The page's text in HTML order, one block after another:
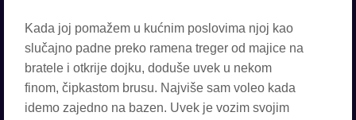
Kada joj pomažem u kućnim poslovima njoj kao
slučajno padne preko ramena treger od majice na
bratele i otkrije dojku, doduše uvek u nekom
finom, čipkastom brusu. Najviše sam voleo kada
idemo zajedno na bazen. Uvek je vozim svojim